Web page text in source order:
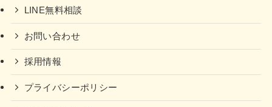
LINE無料相談
お問い合わせ
採用情報
プライバシーポリシー